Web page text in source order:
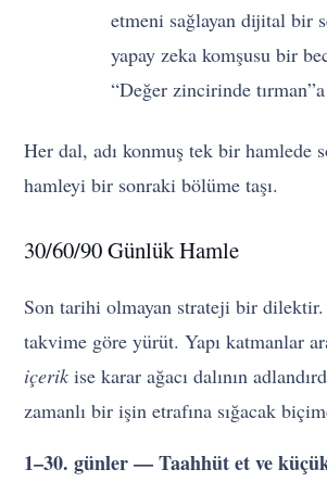
etmeni sağlayan dijital bir
yapay zeka komşusu bir
“Değer zincirinde
Her dal, adı konmuş tek bir hamlede
hamleyi bir sonraki bölüme taşı.
30/60/90 Günlük Hamle
Son tarihi olmayan strateji bir
takvime göre yürüt. Yapı katmanlar
içerik ise karar ağacı dalının
zamanlı bir işin etrafına sığacak
1–30. günler — Taahhüt et ve